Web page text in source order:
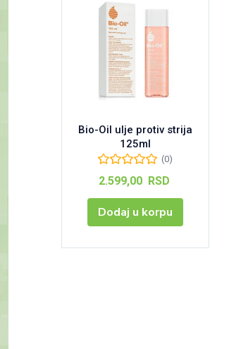
Bio-Oil ulje protiv strija
125ml
(0)
2.599,00 RSD
Dodaj u korpu